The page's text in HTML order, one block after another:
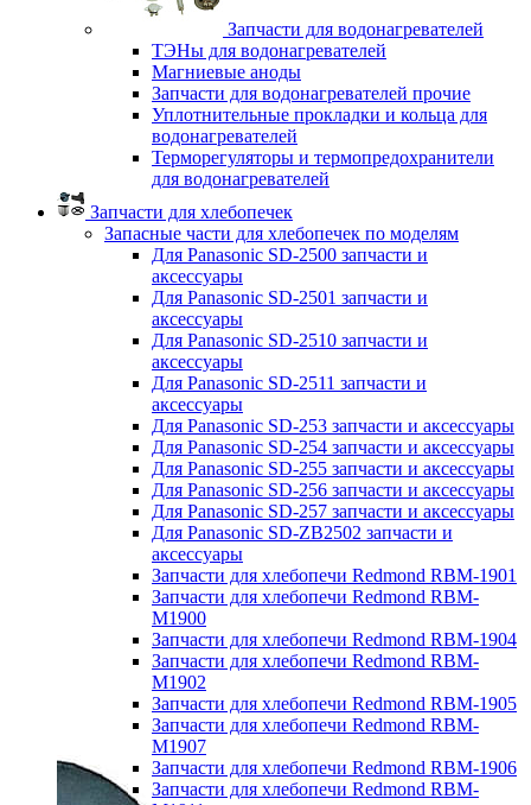
Запчасти для водонагревателей
ТЭНы для водонагревателей
Магниевые аноды
Запчасти для водонагревателей прочие
Уплотнительные прокладки и кольца для
водонагревателей
Терморегуляторы и термопредохранители
для водонагревателей
Запчасти для хлебопечек
Запасные части для хлебопечек по моделям
Для Panasonic SD-2500 запчасти и
аксессуары
Для Panasonic SD-2501 запчасти и
аксессуары
Для Panasonic SD-2510 запчасти и
аксессуары
Для Panasonic SD-2511 запчасти и
аксессуары
Для Panasonic SD-253 запчасти и аксессуары
Для Panasonic SD-254 запчасти и аксессуары
Для Panasonic SD-255 запчасти и аксессуары
Для Panasonic SD-256 запчасти и аксессуары
Для Panasonic SD-257 запчасти и аксессуары
Для Panasonic SD-ZB2502 запчасти и
аксессуары
Запчасти для хлебопечи Redmond RBM-1901
Запчасти для хлебопечи Redmond RBM-
M1900
Запчасти для хлебопечи Redmond RBM-1904
Запчасти для хлебопечи Redmond RBM-
M1902
Запчасти для хлебопечи Redmond RBM-1905
Запчасти для хлебопечи Redmond RBM-
M1907
Запчасти для хлебопечи Redmond RBM-1906
Запчасти для хлебопечи Redmond RBM-